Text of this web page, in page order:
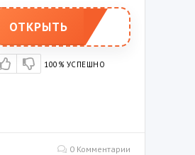
ОТКРЫТЬ
100% УСПЕШНО
0 Комментарии